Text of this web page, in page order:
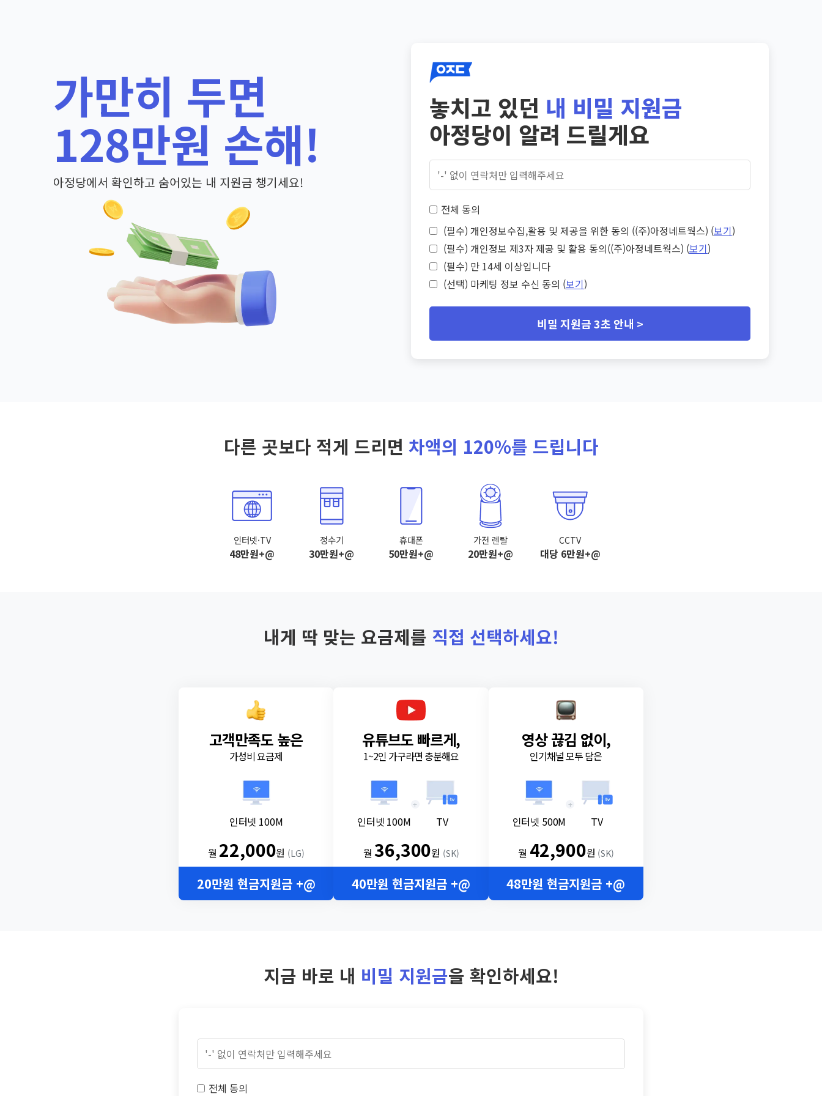
가만히 두면
128만원 손해!
아정당에서 확인하고 숨어있는 내 지원금 챙기세요!
놓치고 있던 내 비밀 지원금
아정당이 알려 드릴게요
전체 동의
(필수) 개인정보수집,활용 및 제공을 위한 동의 ((주)아정네트웍스) (보기)
(필수) 개인정보 제3자 제공 및 활용 동의((주)아정네트웍스) (보기)
(필수) 만 14세 이상입니다
(선택) 마케팅 정보 수신 동의 (보기)
비밀 지원금 3초 안내 >
다른 곳보다 적게 드리면 차액의 120%를 드립니다
인터넷·TV
48만원+@
정수기
30만원+@
휴대폰
50만원+@
가전 렌탈
20만원+@
CCTV
대당 6만원+@
내게 딱 맞는 요금제를 직접 선택하세요!
고객만족도 높은
가성비 요금제
인터넷 100M
월 22,000원 (LG)
20만원 현금지원금 +@
유튜브도 빠르게,
1~2인 가구라면 충분해요
인터넷 100M
+
TV
월36,300원 (SK)
40만원 현금지원금 +@
영상 끊김 없이,
인기채널 모두 담은
인터넷 500M
+
TV
월 42,900원 (SK)
48만원 현금지원금 +@
지금 바로 내 비밀 지원금을 확인하세요!
전체 동의